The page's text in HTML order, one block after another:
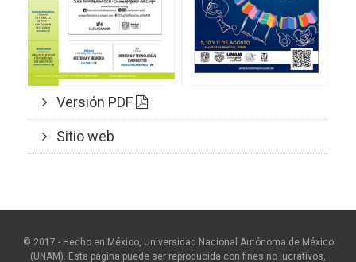
Versión PDF
Sitio web
© 2017 - Hecho en México, Universidad Nacional Autónoma de México
(UNAM). Esta página puede ser reproducida con fines no lucrativos,